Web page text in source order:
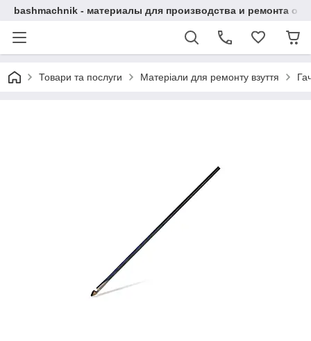
bashmachnik - материалы для производства и ремонта
Товари та послуги Матеріали для ремонту взуття